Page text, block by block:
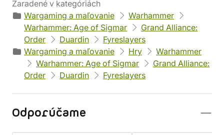
Zaradené v kategóriách
Wargaming a maľovanie
Warhammer
Warhammer: Age of Sigmar
Grand Alliance:
Order
Duardin
Fyreslayers
Wargaming a maľovanie
Hry
Warhammer
Warhammer: Age of Sigmar
Grand Alliance:
Order
Duardin Fyreslayers
Odporúčame